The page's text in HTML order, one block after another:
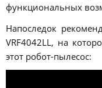
функциональных
Напоследок
VRF4042LL, на
этот робот-пылесос: